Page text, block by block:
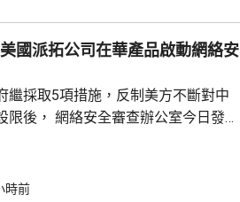
國派拓公司在華產品啟動網絡安
繼採取5項措施，反制美方不斷對中
限後， 網絡安全審查辦公室今日發公
為保障關鍵信息基礎設施安全穩定運
時前